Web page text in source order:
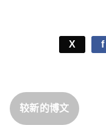
X f
较新的博文